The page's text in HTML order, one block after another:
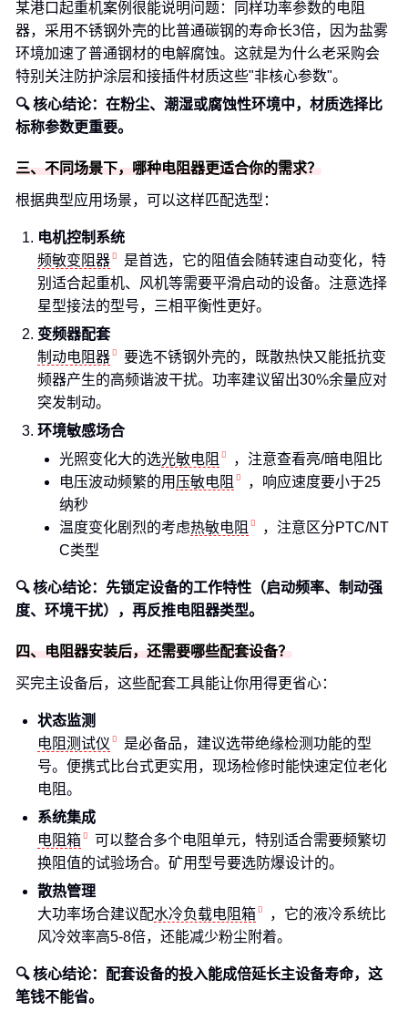
某港口起重机案例很能说明问题：同样功率参数的电阻
器，采用不锈钢外壳的比普通碳钢的寿命长3倍，因为盐雾
环境加速了普通钢材的电解腐蚀。这就是为什么老采购会
特别关注防护涂层和接插件材质这些"非核心参数"。
🔍 核心结论：在粉尘、潮湿或腐蚀性环境中，材质选择比
标称参数更重要。
三、不同场景下，哪种电阻器更适合你的需求？
根据典型应用场景，可以这样匹配选型：
电机控制系统
频敏变阻器
是首选，它的阻值会随转速自动变化，特
别适合起重机、风机等需要平滑启动的设备。注意选择
星型接法的型号，三相平衡性更好。
变频器配套
制动电阻器
要选不锈钢外壳的，既散热快又能抵抗变
频器产生的高频谐波干扰。功率建议留出30%余量应对
突发制动。
环境敏感场合
光照变化大的选光敏电阻
，注意查看亮/暗电阻比
电压波动频繁的用 压敏电阻
，响应速度要小于25
纳秒
温度变化剧烈的考虑热敏电阻
，注意区分PTC/NT
C类型
🔍 核心结论：先锁定设备的工作特性（启动频率、制动强
度、环境干扰），再反推电阻器类型。
四、电阻器安装后，还需要哪些配套设备？
买完主设备后，这些配套工具能让你用得更省心：
状态监测
电阻测试仪
是必备品，建议选带绝缘检测功能的型
号。便携式比台式更实用，现场检修时能快速定位老化
电阻。
系统集成
电阻箱
可以整合多个电阻单元，特别适合需要频繁切
换阻值的试验场合。矿用型号要选防爆设计的。
散热管理
大功率场合建议配水冷负载电阻箱
，它的液冷系统比
风冷效率高5-8倍，还能减少粉尘附着。
🔍 核心结论：配套设备的投入能成倍延长主设备寿命，这
笔钱不能省。